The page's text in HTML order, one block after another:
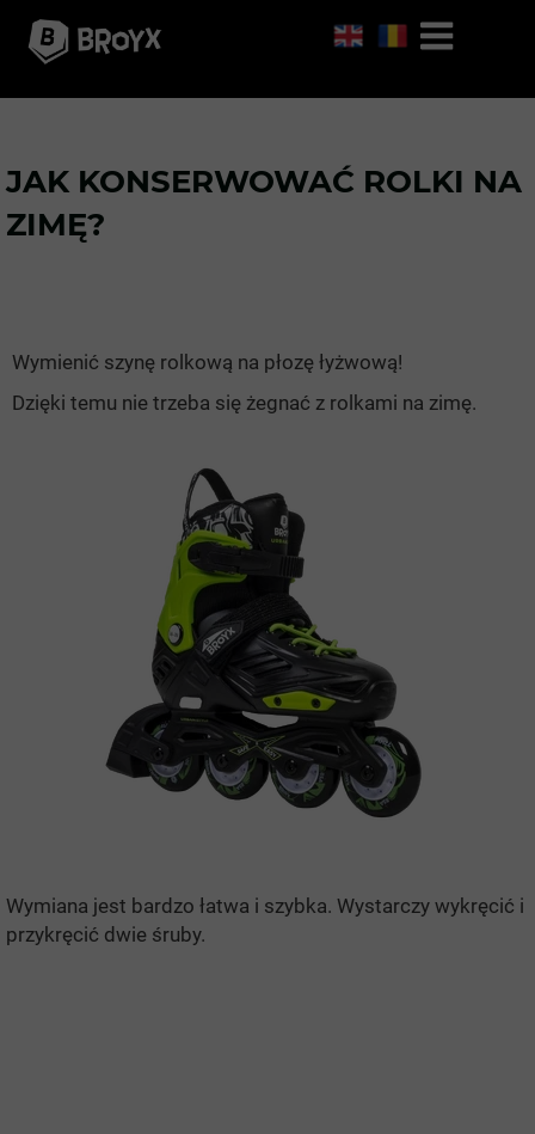
Wymiana jest bardzo łatwa i szybka. Wystarczy wykręcić i
przykręcić dwie śruby.
JAK KONSERWOWAĆ ROLKI NA
ZIMĘ?
Wymienić szynę rolkową na płozę łyżwową!
Dzięki temu nie trzeba się żegnać z rolkami na zimę.